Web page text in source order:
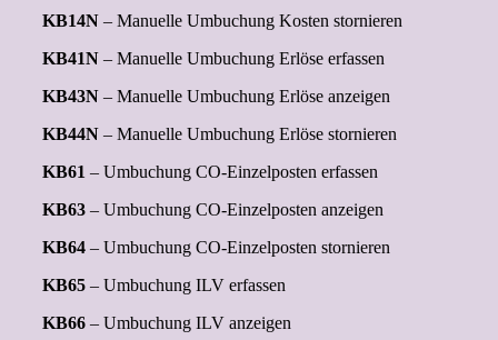
KB14N – Manuelle Umbuchung Kosten stornieren
KB41N – Manuelle Umbuchung Erlöse erfassen
KB43N – Manuelle Umbuchung Erlöse anzeigen
KB44N – Manuelle Umbuchung Erlöse stornieren
KB61 – Umbuchung CO-Einzelposten erfassen
KB63 – Umbuchung CO-Einzelposten anzeigen
KB64 – Umbuchung CO-Einzelposten stornieren
KB65 – Umbuchung ILV erfassen
KB66 – Umbuchung ILV anzeigen